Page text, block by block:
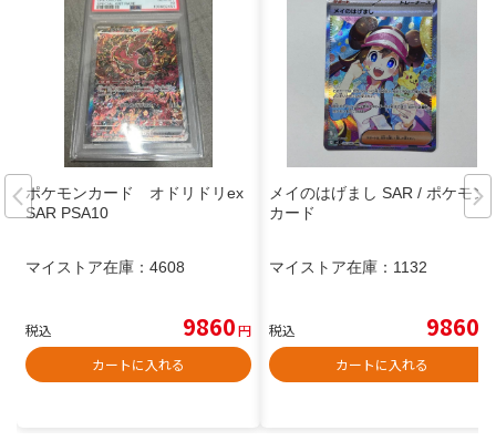
ポケモンカード オドリドリex
SAR PSA10
マイストア在庫： 4608
税込 9860円
カートに入れる
メイのはげまし SAR / ポケモン
カード
マイストア在庫： 1132
税込 9860
カートに入れる